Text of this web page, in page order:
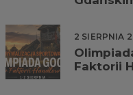
2 SIERPNIA
Faktorii